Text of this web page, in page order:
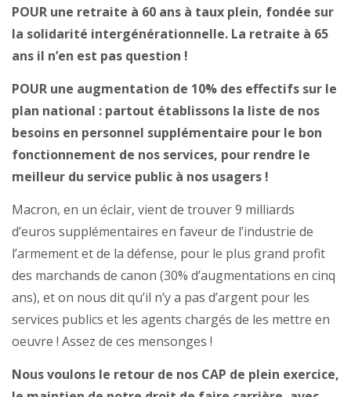
POUR une retraite à 60 ans à taux plein, fondée sur
la solidarité intergénérationnelle. La retraite à 65
ans il n’en est pas question !
POUR une augmentation de 10% des effectifs sur le
plan national : partout établissons la liste de nos
besoins en personnel supplémentaire pour le bon
fonctionnement de nos services, pour rendre le
meilleur du service public à nos usagers !
Macron, en un éclair, vient de trouver 9 milliards
d’euros supplémentaires en faveur de l’industrie de
l’armement et de la défense, pour le plus grand profit
des marchands de canon (30% d’augmentations en cinq
ans), et on nous dit qu’il n’y a pas d’argent pour les
services publics et les agents chargés de les mettre en
oeuvre ! Assez de ces mensonges !
Nous voulons le retour de nos CAP de plein exercice,